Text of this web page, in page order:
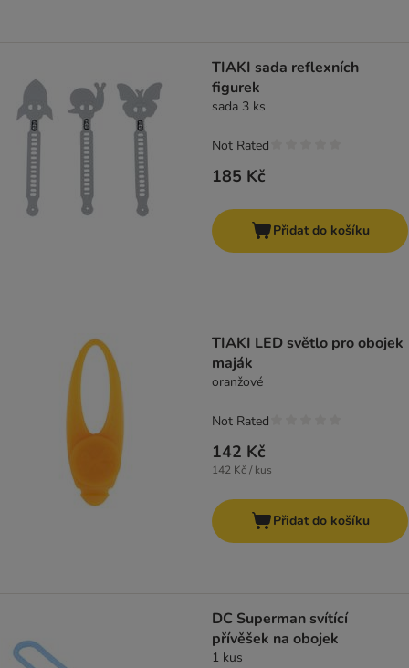
TIAKI sada reflexních
figurek
sada 3 ks
185 Kč
Not Rated
Přidat do košíku
TIAKI LED světlo pro obojek
maják
oranžové
142 Kč
142 Kč / kus
Not Rated
Přidat do košíku
DC Superman svítící
přívěšek na obojek
1 kus